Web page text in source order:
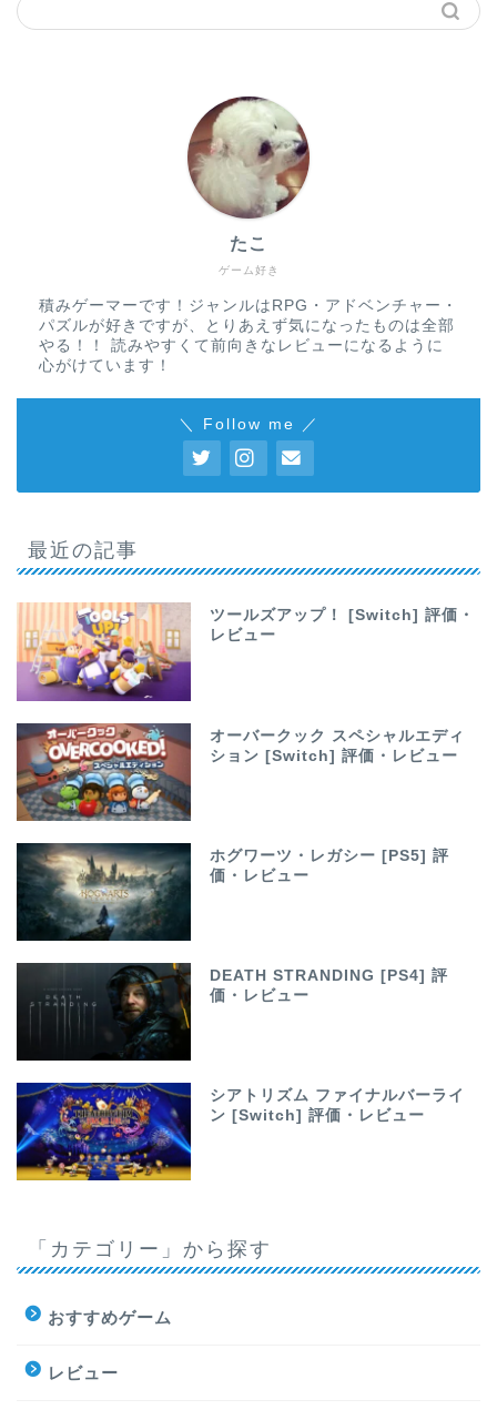
ゲーム好き
たこ
積みゲーマーです！ジャンルはRPG・アドベンチャー・
パズルが好きですが、とりあえず気になったものは全部
やる！！ 読みやすくて前向きなレビューになるように
心がけています！
＼ Follow me ／
最近の記事
ツールズアップ！ [Switch] 評価・
レビュー
オーバークック スペシャルエディ
ション [Switch] 評価・レビュー
ホグワーツ・レガシー [PS5] 評
価・レビュー
DEATH STRANDING [PS4] 評
価・レビュー
シアトリズム ファイナルバーライ
ン [Switch] 評価・レビュー
「カテゴリー」から探す
おすすめゲーム
レビュー